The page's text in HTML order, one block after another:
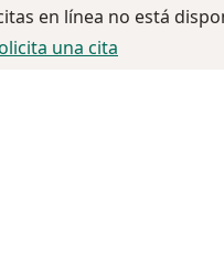
en línea no está
una cita